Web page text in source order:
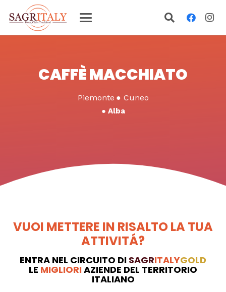
CAFFÈ MACCHIATO
Piemonte ● Cuneo
● Alba
VUOI METTERE IN RISALTO LA TUA
ATTIVITÁ?
ENTRA NEL CIRCUITO DI SAGRITALYGOLD
LE MIGLIORIAZIENDE DEL TERRITORIO
ITALIANO